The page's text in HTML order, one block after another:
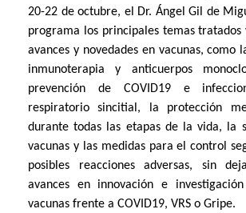
20-22 de octubre, el Dr. Ángel Gil de
programa los principales temas tratados
avances y novedades en vacunas, como
inmunoterapia y anticuerpos
prevención de COVID19 e
respiratorio sincitial, la protección
durante todas las etapas de la vida, la
vacunas y las medidas para el control
posibles reacciones adversas, sin
avances en innovación e
vacunas frente a COVID19, VRS o Gripe.